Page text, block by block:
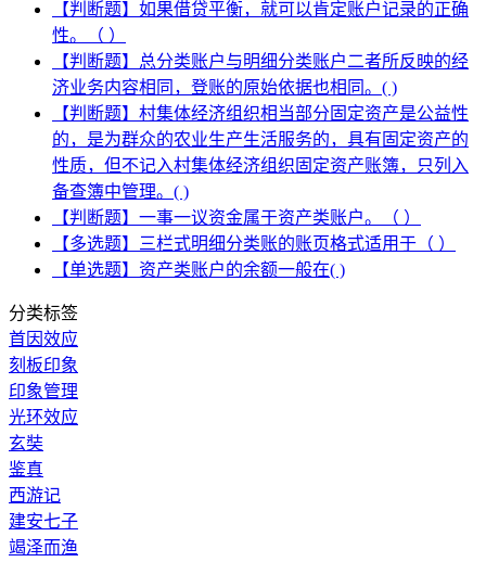
【判断题】如果借贷平衡，就可以肯定账户记录的正确
性。（ ）
【判断题】总分类账户与明细分类账户二者所反映的经
济业务内容相同，登账的原始依据也相同。( )
【判断题】村集体经济组织相当部分固定资产是公益性
的，是为群众的农业生产生活服务的，具有固定资产的
性质，但不记入村集体经济组织固定资产账簿，只列入
备查簿中管理。( )
【判断题】一事一议资金属于资产类账户。（ ）
【多选题】三栏式明细分类账的账页格式适用于（ ）
【单选题】资产类账户的余额一般在( )
分类标签
首因效应
刻板印象
印象管理
光环效应
玄奘
鉴真
西游记
建安七子
竭泽而渔